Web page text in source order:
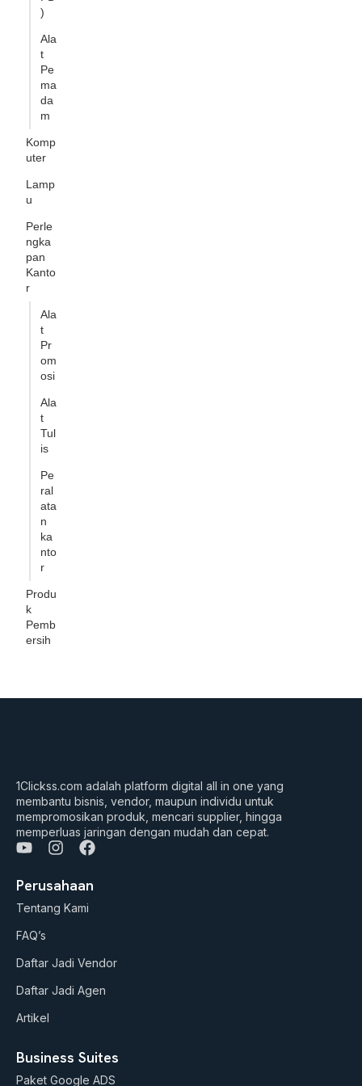
)
Ala
t
Pe
ma
da
m
Komp
uter
Lamp
u
Perle
ngka
pan
Kanto
r
Ala
t
Pr
om
osi
Ala
t
Tul
is
Pe
ral
ata
n
ka
nto
r
Produ
k
Pemb
ersih
1Clickss.com adalah platform digital all in one yang
membantu bisnis, vendor, maupun individu untuk
mempromosikan produk, mencari supplier, hingga
memperluas jaringan dengan mudah dan cepat.
Y
u
t
u
b
e
I
s
t
a
a
F
c
e
b
k
Perusahaan
Tentang Kami
FAQ’s
Daftar Jadi Vendor
Daftar Jadi Agen
Artikel
Business Suites
Paket Google ADS